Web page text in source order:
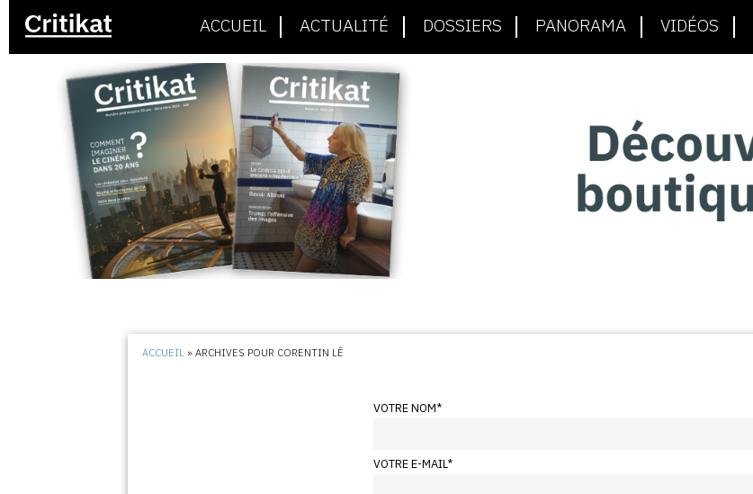
ACCUEIL ACTUALITÉ DOSSIERS PANORAMA VIDÉOS
ACCUEIL »ARCHIVES POUR CORENTIN LÊ
VOTRE NOM*
VOTRE E-MAIL*